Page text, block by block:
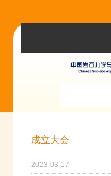
成立大会
2023-03-17